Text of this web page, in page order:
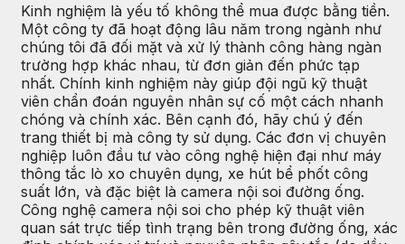
Kinh nghiệm là yếu tố không thể mua được bằng tiền.
Một công ty đã hoạt động lâu năm trong ngành như
chúng tôi đã đối mặt và xử lý thành công hàng ngàn
trường hợp khác nhau, từ đơn giản đến phức tạp
nhất. Chính kinh nghiệm này giúp đội ngũ kỹ thuật
viên chẩn đoán nguyên nhân sự cố một cách nhanh
chóng và chính xác. Bên cạnh đó, hãy chú ý đến
trang thiết bị mà công ty sử dụng. Các đơn vị chuyên
nghiệp luôn đầu tư vào công nghệ hiện đại như máy
thông tắc lò xo chuyên dụng, xe hút bể phốt công
suất lớn, và đặc biệt là camera nội soi đường ống.
Công nghệ camera nội soi cho phép kỹ thuật viên
quan sát trực tiếp tình trạng bên trong đường ống, xác